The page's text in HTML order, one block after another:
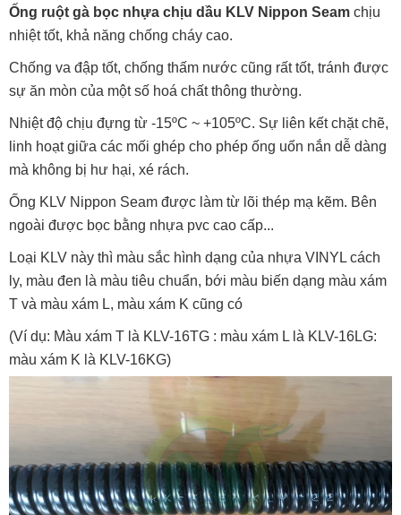
Ống ruột gà bọc nhựa chịu dầu KLV Nippon Seam chịu
nhiệt tốt, khả năng chống cháy cao.
Chống va đập tốt, chống thấm nước cũng rất tốt, tránh được
sự ăn mòn của một số hoá chất thông thường.
Nhiệt độ chịu đựng từ -15ºC ~ +105ºC. Sự liên kết chặt chẽ,
linh hoạt giữa các mối ghép cho phép ống uốn nắn dễ dàng
mà không bị hư hại, xé rách.
Ống KLV Nippon Seam được làm từ lõi thép mạ kẽm. Bên
ngoài được bọc bằng nhựa pvc cao cấp...
Loại KLV này thì màu sắc hình dạng của nhựa VINYL cách
ly, màu đen là màu tiêu chuẩn, bới màu biến dạng màu xám
T và màu xám L, màu xám K cũng có
(Ví dụ: Màu xám T là KLV-16TG : màu xám L là KLV-16LG:
màu xám K là KLV-16KG)